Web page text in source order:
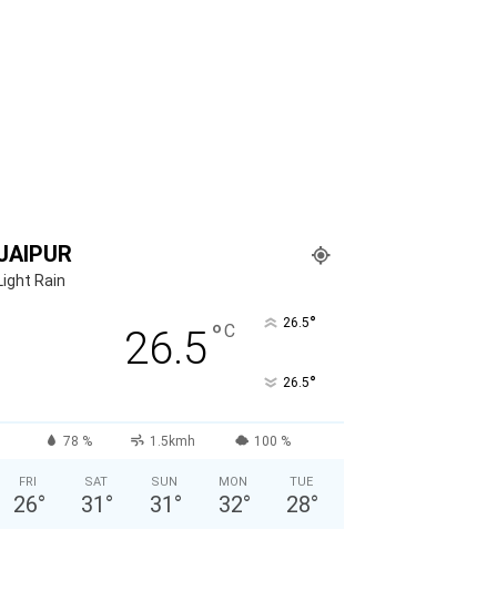
Rain
26.5°C 26.5°
26.5°
78 % 1.5kmh 100 %
FRI
26°
SAT
31 °
SUN
31 °
MON
32°
TUE
28°